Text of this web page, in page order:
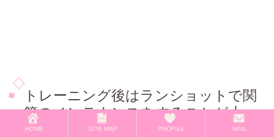
トレーニング後はランショットで関
節のメンテナンスをすることが大
切！
HOME SITE MAP PROFILE MAIL